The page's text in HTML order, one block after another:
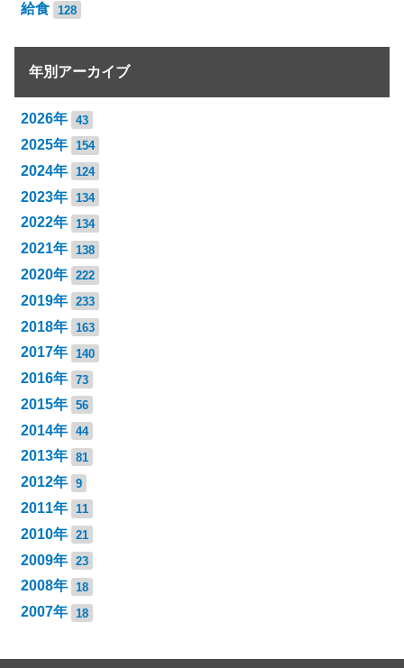
給食 128
年別アーカイブ
2026年 43
2025年 154
2024年 124
2023年 134
2022年 134
2021年 138
2020年 222
2019年 233
2018年 163
2017年 140
2016年 73
2015年 56
2014年 44
2013年 81
2012年 9
2011年 11
2010年 21
2009年 23
2008年 18
2007年 18